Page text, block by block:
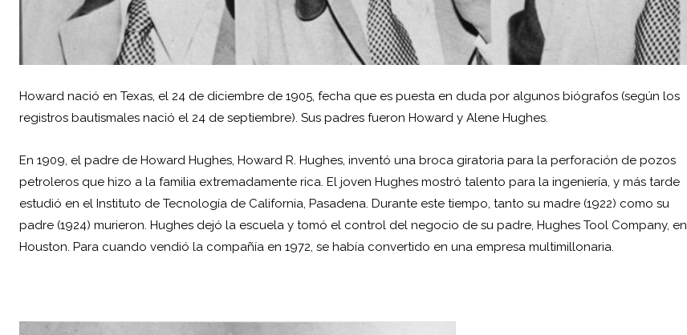
Howard nació en Texas, el 24 de diciembre de 1905, fecha que es puesta en duda por algunos biógrafos (según los
registros bautismales nació el 24 de septiembre). Sus padres fueron Howard y Alene Hughes.
En 1909, el padre de Howard Hughes, Howard R. Hughes, inventó una broca giratoria para la perforación de pozos
petroleros que hizo a la familia extremadamente rica. El joven Hughes mostró talento para la ingeniería, y más tarde
estudió en el Instituto de Tecnología de California, Pasadena. Durante este tiempo, tanto su madre (1922) como su
padre (1924) murieron. Hughes dejó la escuela y tomó el control del negocio de su padre, Hughes Tool Company, en
Houston. Para cuando vendió la compañía en 1972, se había convertido en una empresa multimillonaria.